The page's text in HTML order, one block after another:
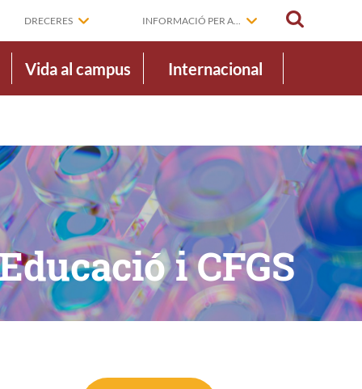
DRECERES INFORMACIÓ PER A...
Vida al campus Internacional
i CFGS